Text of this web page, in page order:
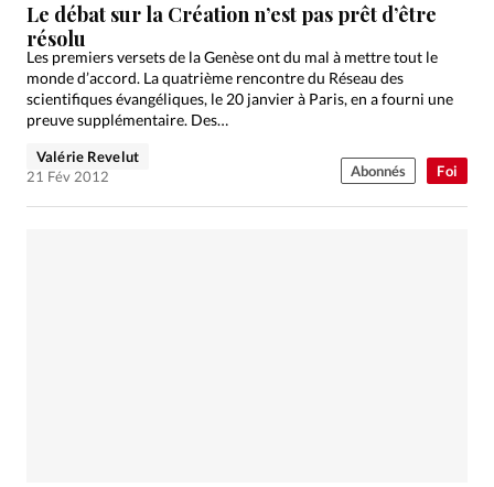
Foi
Le débat sur la Création n’est pas prêt d’être
résolu
Les premiers versets de la Genèse ont du mal à mettre tout le
monde d’accord. La quatrième rencontre du Réseau des
scientifiques évangéliques, le 20 janvier à Paris, en a fourni une
preuve supplémentaire. Des…
Valérie Revelut
21 Fév 2012
Abonnés